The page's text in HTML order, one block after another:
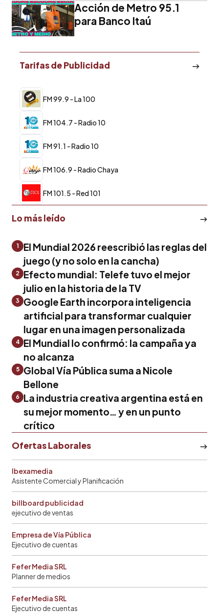
Acción de Metro 95.1
para Banco Itaú
Tarifas de Publicidad
FM 99.9 - La 100
FM 104.7 - Radio 10
FM 91.1 - Radio 10
FM 106.9 - Radio Chaya
FM 101.5 - Red 101
Lo más leído
1
El Mundial 2026 reescribió las reglas del
juego (y no solo en la cancha)
2
Efecto mundial: Telefe tuvo el mejor
julio en la historia de la TV
3
Google Earth incorpora inteligencia
artificial para transformar cualquier
lugar en una imagen personalizada
4 El Mundial lo confirmó: la campaña ya
no alcanza
5
Global Vía Pública suma a Nicole
Bellone
6
La industria creativa argentina está en
su mejor momento… y en un punto
crítico
Ofertas Laborales
Ibexamedia
Asistente Comercial y Planificación
billboard publicidad
ejecutivo de ventas
Empresa de Vía Pública
Ejecutivo de cuentas
Fefer Media SRL
Planner de medios
Fefer Media SRL
Ejecutivo de cuentas